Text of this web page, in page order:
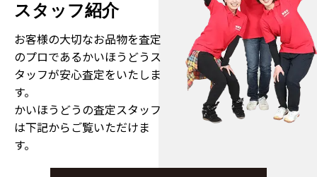
スタッフ紹介
お客様の大切なお品物を査定
のプロであるかいほうどうス
タッフが安心査定をいたしま
す。
かいほうどうの査定スタッフ
は下記からご覧いただけま
す。